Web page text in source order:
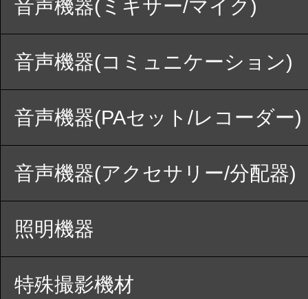
音声機器(ミキサー/マイク)
音声機器(コミュニケーション)
音声機器(PAセット/レコーダー)
音声機器(アクセサリー/分配器)
照明機器
特殊撮影機材